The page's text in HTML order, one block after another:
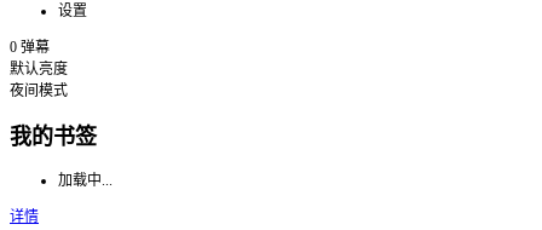
设置
0 弹幕
默认亮度
夜间模式
我的书签
加载中...
详情